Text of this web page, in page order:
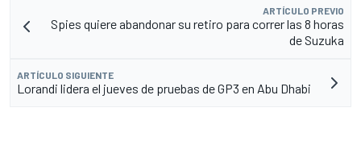
ARTÍCULO PREVIO
Spies quiere abandonar su retiro para correr las 8 horas
de Suzuka
ARTÍCULO SIGUIENTE
Lorandi lidera el jueves de pruebas de GP3 en Abu Dhabi